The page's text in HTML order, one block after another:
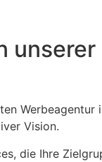
unserer
Werbeagentur
Vision.
die Ihre